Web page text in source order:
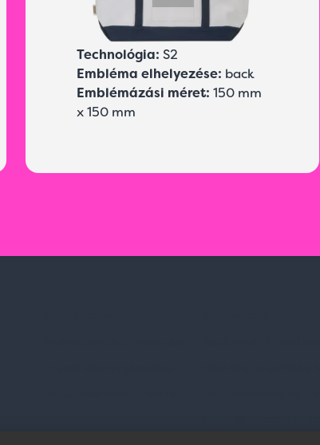
Technológia: S2
Embléma elhelyezése: back
Emblémázási méret: 150 mm
x 150 mm